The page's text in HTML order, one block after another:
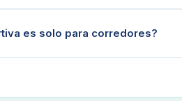
es solo para corredores?